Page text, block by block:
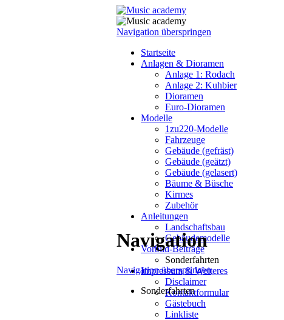
Navigation überspringen
Startseite
Anlagen & Dioramen
Anlage 1: Rodach
Anlage 2: Kuhbier
Dioramen
Euro-Dioramen
Modelle
1zu220-Modelle
Fahrzeuge
Gebäude (gefräst)
Gebäude (geätzt)
Gebäude (gelasert)
Bäume & Büsche
Kirmes
Zubehör
Anleitungen
Landschaftsbau
Gebäudemodelle
Vorbild-Beiträge
Sonderfahrten
Impressum & Weiteres
Disclaimer
Kontaktformular
Gästebuch
Linkliste
Navigation
Navigation überspringen
Sonderfahrten